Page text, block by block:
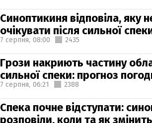
Синоптикиня відповіла, яку
очікувати після сильної
7 серпня, 08:00 2435
Грози накриють частину
сильної спеки: прогноз
7 серпня, 06:21 2388
Спека почне відступати:
розповіли, коли та як